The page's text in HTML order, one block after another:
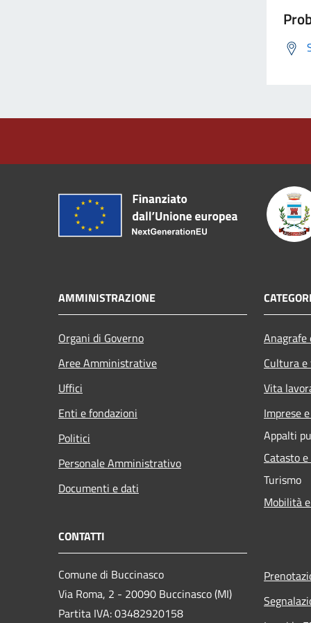
AMMINISTRAZIONE
Organi di Governo
Aree Amministrative
Uffici
Enti e fondazioni
Politici
Personale Amministrativo
Documenti e dati
Cultura
Vita
Imprese
Appalti
Catasto
Turismo
Mobilità
CONTATTI
Comune di Buccinasco
Via Roma, 2 - 20090 Buccinasco (MI)
Partita IVA: 03482920158